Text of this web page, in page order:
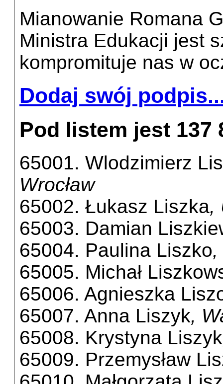
Mianowanie Romana
Ministra Edukacji jest
kompromituje nas w
Dodaj swój
Pod listem jest 137
65001. Wlodzimierz
Wrocław
65002. Łukasz Liszka,
65003. Damian
65004. Paulina Liszko,
65005. Michał
65006. Agnieszka
65007. Anna Liszyk,
65008. Krystyna Liszyk
65009. Przemysław